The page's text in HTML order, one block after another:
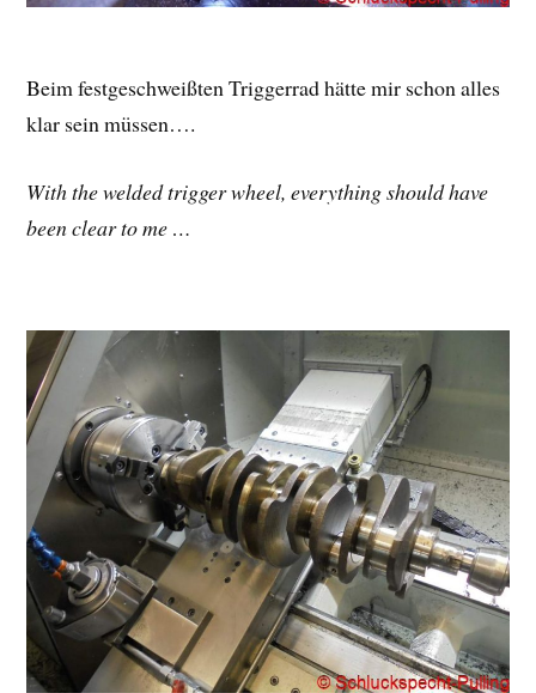
Beim festgeschweißten Triggerrad hätte mir schon alles
klar sein müssen….
With the welded trigger wheel, everything should have
been clear to me …